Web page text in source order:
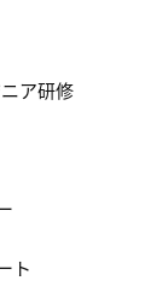
ア研修
ト